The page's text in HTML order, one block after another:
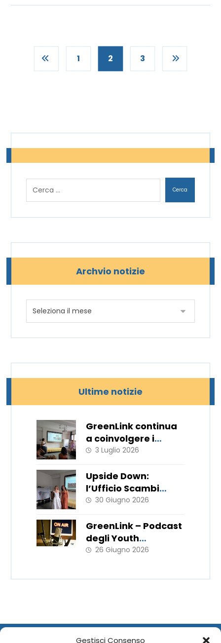
Gestisci Consenso
1 2 3
Archvio notizie
Ultime notizie
GreenLink continua
a coinvolgere i
giovani!
3 Luglio 2026
Upside Down:
l’Ufficio Scambi
Europei porta in
del WorkLab “Hats
Off”
30 Giugno 2026
GreenLink – Podcast
degli Youth
Ambassador
26 Giugno 2026